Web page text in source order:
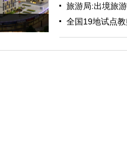
旅游局:出境旅
全国19地试点教